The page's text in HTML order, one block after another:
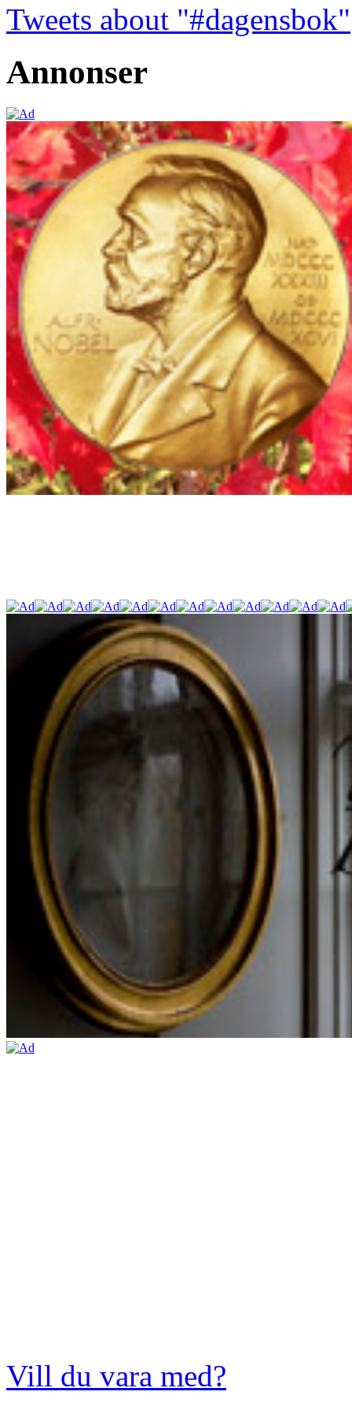
Tweets about "#dagensbok"
Annonser
Vill du vara med?